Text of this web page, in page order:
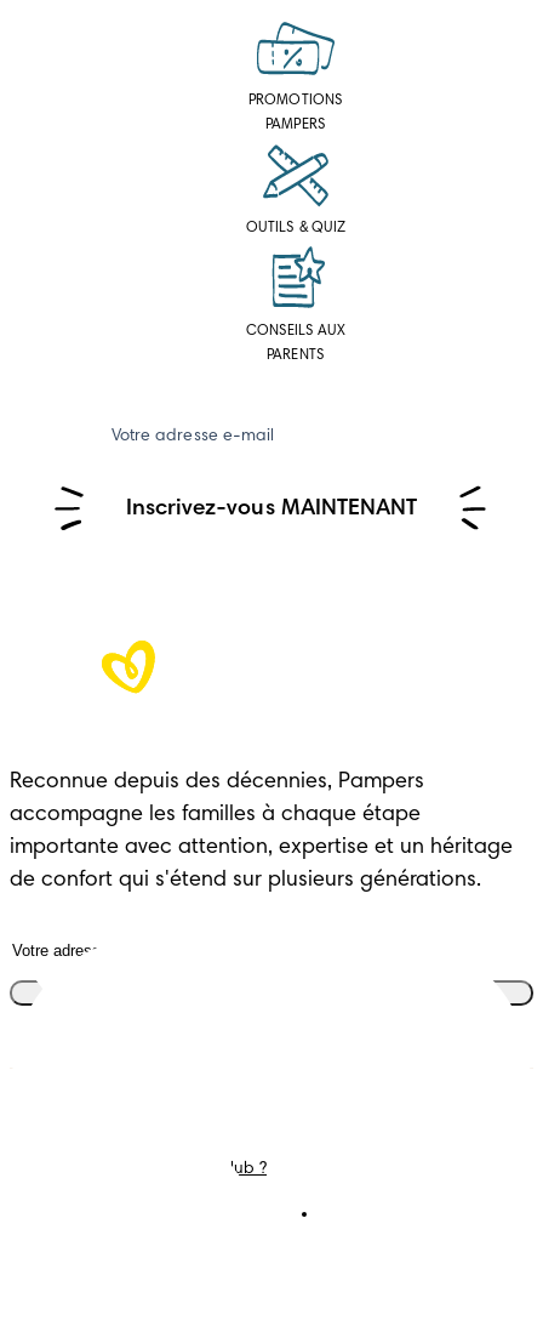
PROMOTIONS
PAMPERS
OUTILS & QUIZ
CONSEILS AUX
PARENTS
Votre adresse e-mail
Inscrivez-vous MAINTENANT
Reconnue depuis des décennies, Pampers
accompagne les familles à chaque étape
importante avec attention, expertise et un héritage
de confort qui s'étend sur plusieurs générations.
C'est Quoi Pampers Club ?